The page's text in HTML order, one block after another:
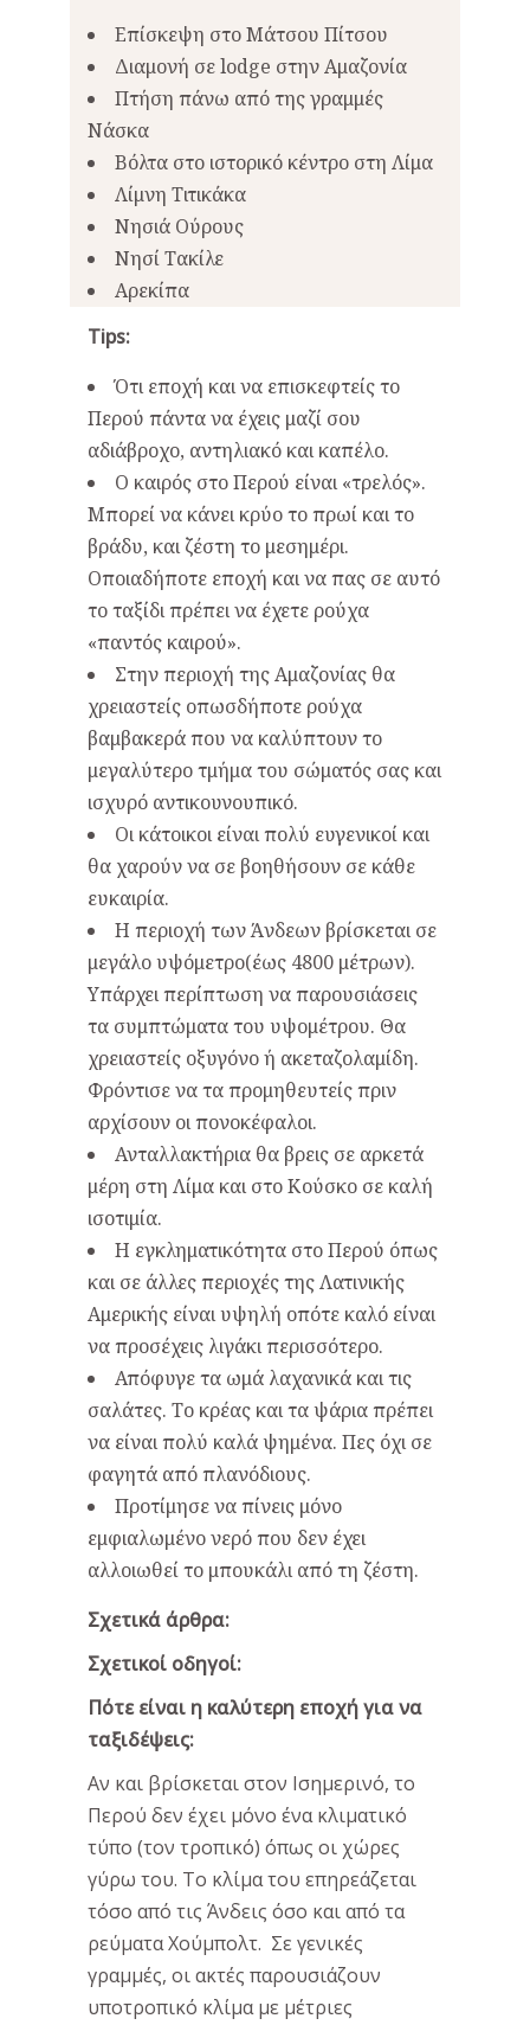
Επίσκεψη στο Μάτσου Πίτσου
Διαμονή σε lodge στην Αμαζονία
Πτήση πάνω από της γραμμές
Νάσκα
Βόλτα στο ιστορικό κέντρο στη Λίμα
Λίμνη Τιτικάκα
Νησιά Ούρους
Νησί Τακίλε
Αρεκίπα
Tips:
Ότι εποχή και να επισκεφτείς το
Περού πάντα να έχεις μαζί σου
αδιάβροχο, αντηλιακό και καπέλο.
Ο καιρός στο Περού είναι «τρελός».
Μπορεί να κάνει κρύο το πρωί και το
βράδυ, και ζέστη το μεσημέρι.
Οποιαδήποτε εποχή και να πας σε αυτό
το ταξίδι πρέπει να έχετε ρούχα
«παντός καιρού».
Στην περιοχή της Αμαζονίας θα
χρειαστείς οπωσδήποτε ρούχα
βαμβακερά που να καλύπτουν το
μεγαλύτερο τμήμα του σώματός σας και
ισχυρό αντικουνουπικό.
Οι κάτοικοι είναι πολύ ευγενικοί και
θα χαρούν να σε βοηθήσουν σε κάθε
ευκαιρία.
Η περιοχή των Άνδεων βρίσκεται σε
μεγάλο υψόμετρο(έως 4800 μέτρων).
Υπάρχει περίπτωση να παρουσιάσεις
τα συμπτώματα του υψομέτρου. Θα
χρειαστείς οξυγόνο ή ακεταζολαμίδη.
Φρόντισε να τα προμηθευτείς πριν
αρχίσουν οι πονοκέφαλοι.
Ανταλλακτήρια θα βρεις σε αρκετά
μέρη στη Λίμα και στο Κούσκο σε καλή
ισοτιμία.
Η εγκληματικότητα στο Περού όπως
και σε άλλες περιοχές της Λατινικής
Αμερικής είναι υψηλή οπότε καλό είναι
να προσέχεις λιγάκι περισσότερο.
Απόφυγε τα ωμά λαχανικά και τις
σαλάτες. Το κρέας και τα ψάρια πρέπει
να είναι πολύ καλά ψημένα. Πες όχι σε
φαγητά από πλανόδιους.
Προτίμησε να πίνεις μόνο
εμφιαλωμένο νερό που δεν έχει
αλλοιωθεί το μπουκάλι από τη ζέστη.
Σχετικά άρθρα:
Σχετικοί οδηγοί:
Πότε είναι η καλύτερη εποχή για να
ταξιδέψεις:
Αν και βρίσκεται στον Ισημερινό, το
Περού δεν έχει μόνο ένα κλιματικό
τύπο (τον τροπικό) όπως οι χώρες
γύρω του. Το κλίμα του επηρεάζεται
τόσο από τις Άνδεις όσο και από τα
ρεύματα Χούμπολτ. Σε γενικές
γραμμές, οι ακτές παρουσιάζουν
υποτροπικό κλίμα με μέτριες